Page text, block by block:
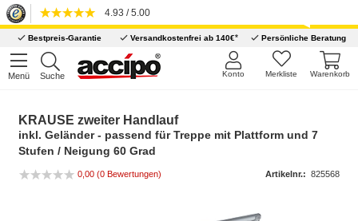
4.93 / 5.00
Bestpreis-Garantie Versandkostenfrei ab 140€* Persönliche Beratung
Menü Suche Warenkorb
Merkliste
Konto
KRAUSE zweiter Handlauf
inkl. Geländer - passend für Treppe mit Plattform und 7
Stufen / Neigung 60 Grad
0,00 (0 Bewertungen) Artikelnr.: 825568